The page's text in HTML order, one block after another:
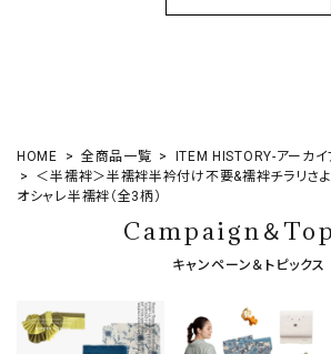
HOME 全商品一覧
ITEM HISTORY-アーカイ
＜半襦袢＞半襦袢半衿付け不要&襦袢チラリさ
オシャレ半襦袢（全3柄）
Campaign＆
キャンペーン＆トピックス